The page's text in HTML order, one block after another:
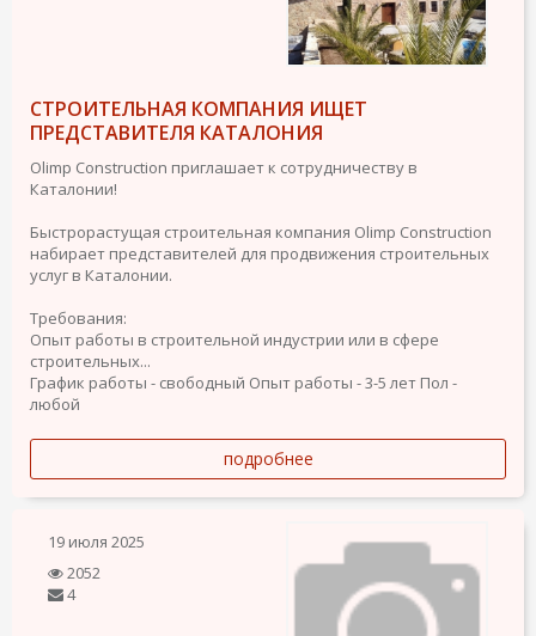
СТРОИТЕЛЬНАЯ КОМПАНИЯ ИЩЕТ
ПРЕДСТАВИТЕЛЯ КАТАЛОНИЯ
Olimp Construction приглашает к сотрудничеству в
Каталонии!
Быстрорастущая строительная компания Olimp Construction
набирает представителей для продвижения строительных
услуг в Каталонии.
Требования:
Опыт работы в строительной индустрии или в сфере
строительных...
График работы - свободный Опыт работы - 3-5 лет Пол -
любой
подробнее
19 июля 2025
2052
4